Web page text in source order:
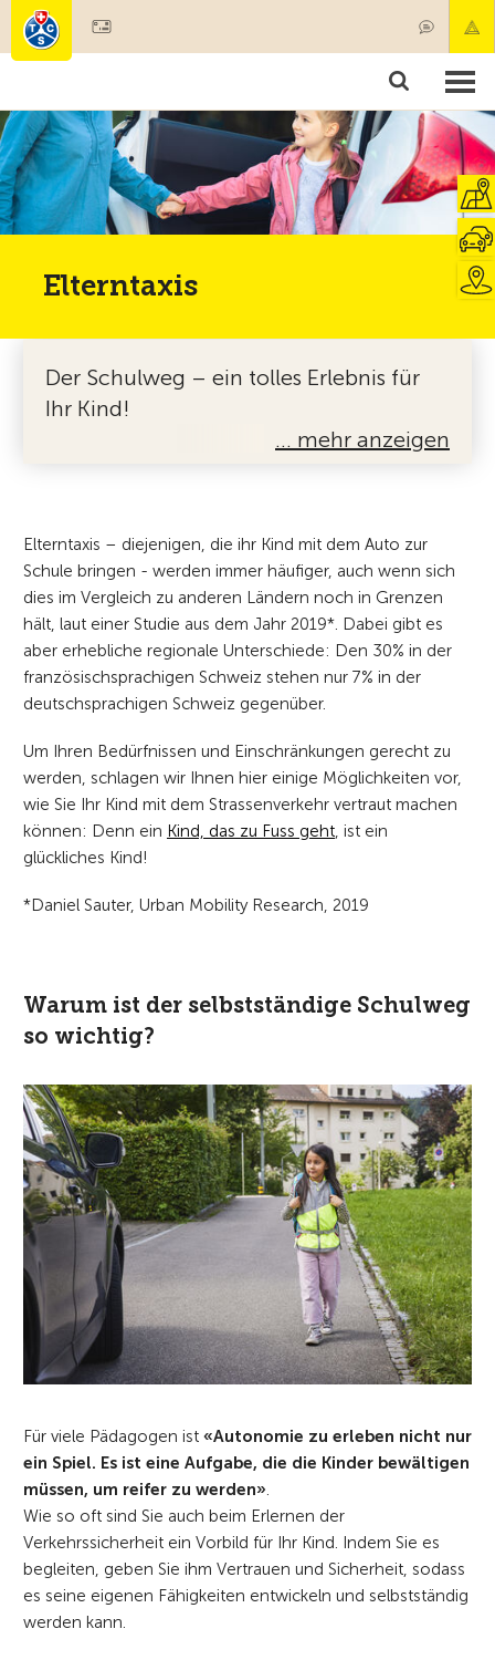
Mitgliedschaft & Leistungen
Test, Sicherheit & Gesundheit
Elterntaxis
Der Schulweg – ein tolles Erlebnis für
Ihr Kind!
… mehr anzeigen
Elterntaxis – diejenigen, die ihr Kind mit dem Auto zur
Schule bringen - werden immer häufiger, auch wenn sich
dies im Vergleich zu anderen Ländern noch in Grenzen
hält, laut einer Studie aus dem Jahr 2019*. Dabei gibt es
aber erhebliche regionale Unterschiede: Den 30% in der
französischsprachigen Schweiz stehen nur 7% in der
deutschsprachigen Schweiz gegenüber.
Um Ihren Bedürfnissen und Einschränkungen gerecht zu
werden, schlagen wir Ihnen hier einige Möglichkeiten vor,
wie Sie Ihr Kind mit dem Strassenverkehr vertraut machen
können: Denn ein Kind, das zu Fuss geht, ist ein
glückliches Kind!
*Daniel Sauter, Urban Mobility Research, 2019
Warum ist der selbstständige Schulweg
so wichtig?
Für viele Pädagogen ist «Autonomie zu erleben nicht nur
ein Spiel. Es ist eine Aufgabe, die die Kinder bewältigen
müssen, um reifer zu werden».
Wie so oft sind Sie auch beim Erlernen der
Verkehrssicherheit ein Vorbild für Ihr Kind. Indem Sie es
begleiten, geben Sie ihm Vertrauen und Sicherheit, sodass
es seine eigenen Fähigkeiten entwickeln und selbstständig
werden kann.